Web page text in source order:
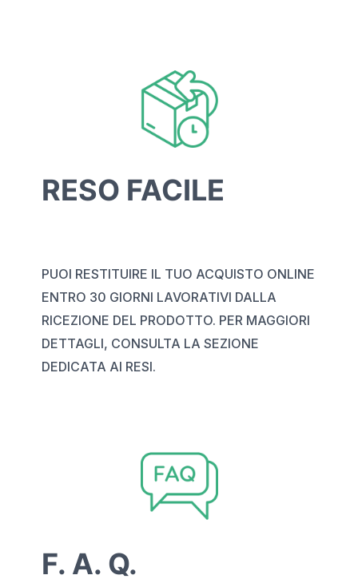
RESO FACILE
PUOI RESTITUIRE IL TUO ACQUISTO ONLINE
ENTRO 30 GIORNI LAVORATIVI DALLA
RICEZIONE DEL PRODOTTO. PER MAGGIORI
DETTAGLI, CONSULTA LA SEZIONE
DEDICATA AI RESI.
F. A. Q.